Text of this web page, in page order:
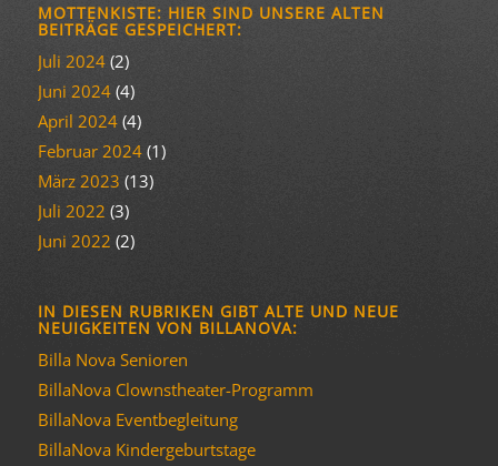
MOTTENKISTE: HIER SIND UNSERE ALTEN
BEITRÄGE GESPEICHERT:
Juli 2024(2)
Juni 2024(4)
April 2024(4)
Februar 2024(1)
März 2023 (13)
Juli 2022 (3)
Juni 2022 (2)
IN DIESEN RUBRIKEN GIBT ALTE UND NEUE
NEUIGKEITEN VON BILLANOVA:
Billa Nova Senioren
BillaNova Clownstheater-Programm
BillaNova Eventbegleitung
BillaNova Kindergeburtstage